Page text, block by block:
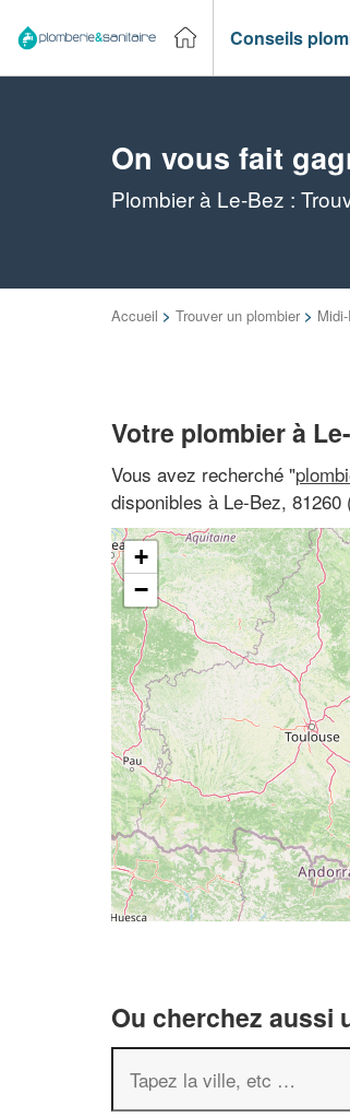
Conseils
On vous fait
Plombier à Le-Bez :
Accueil > Trouver un plombier >
Votre plombier à
Vous avez recherché "
disponibles à Le-Bez, 81260
+
−
Ou cherchez aussi